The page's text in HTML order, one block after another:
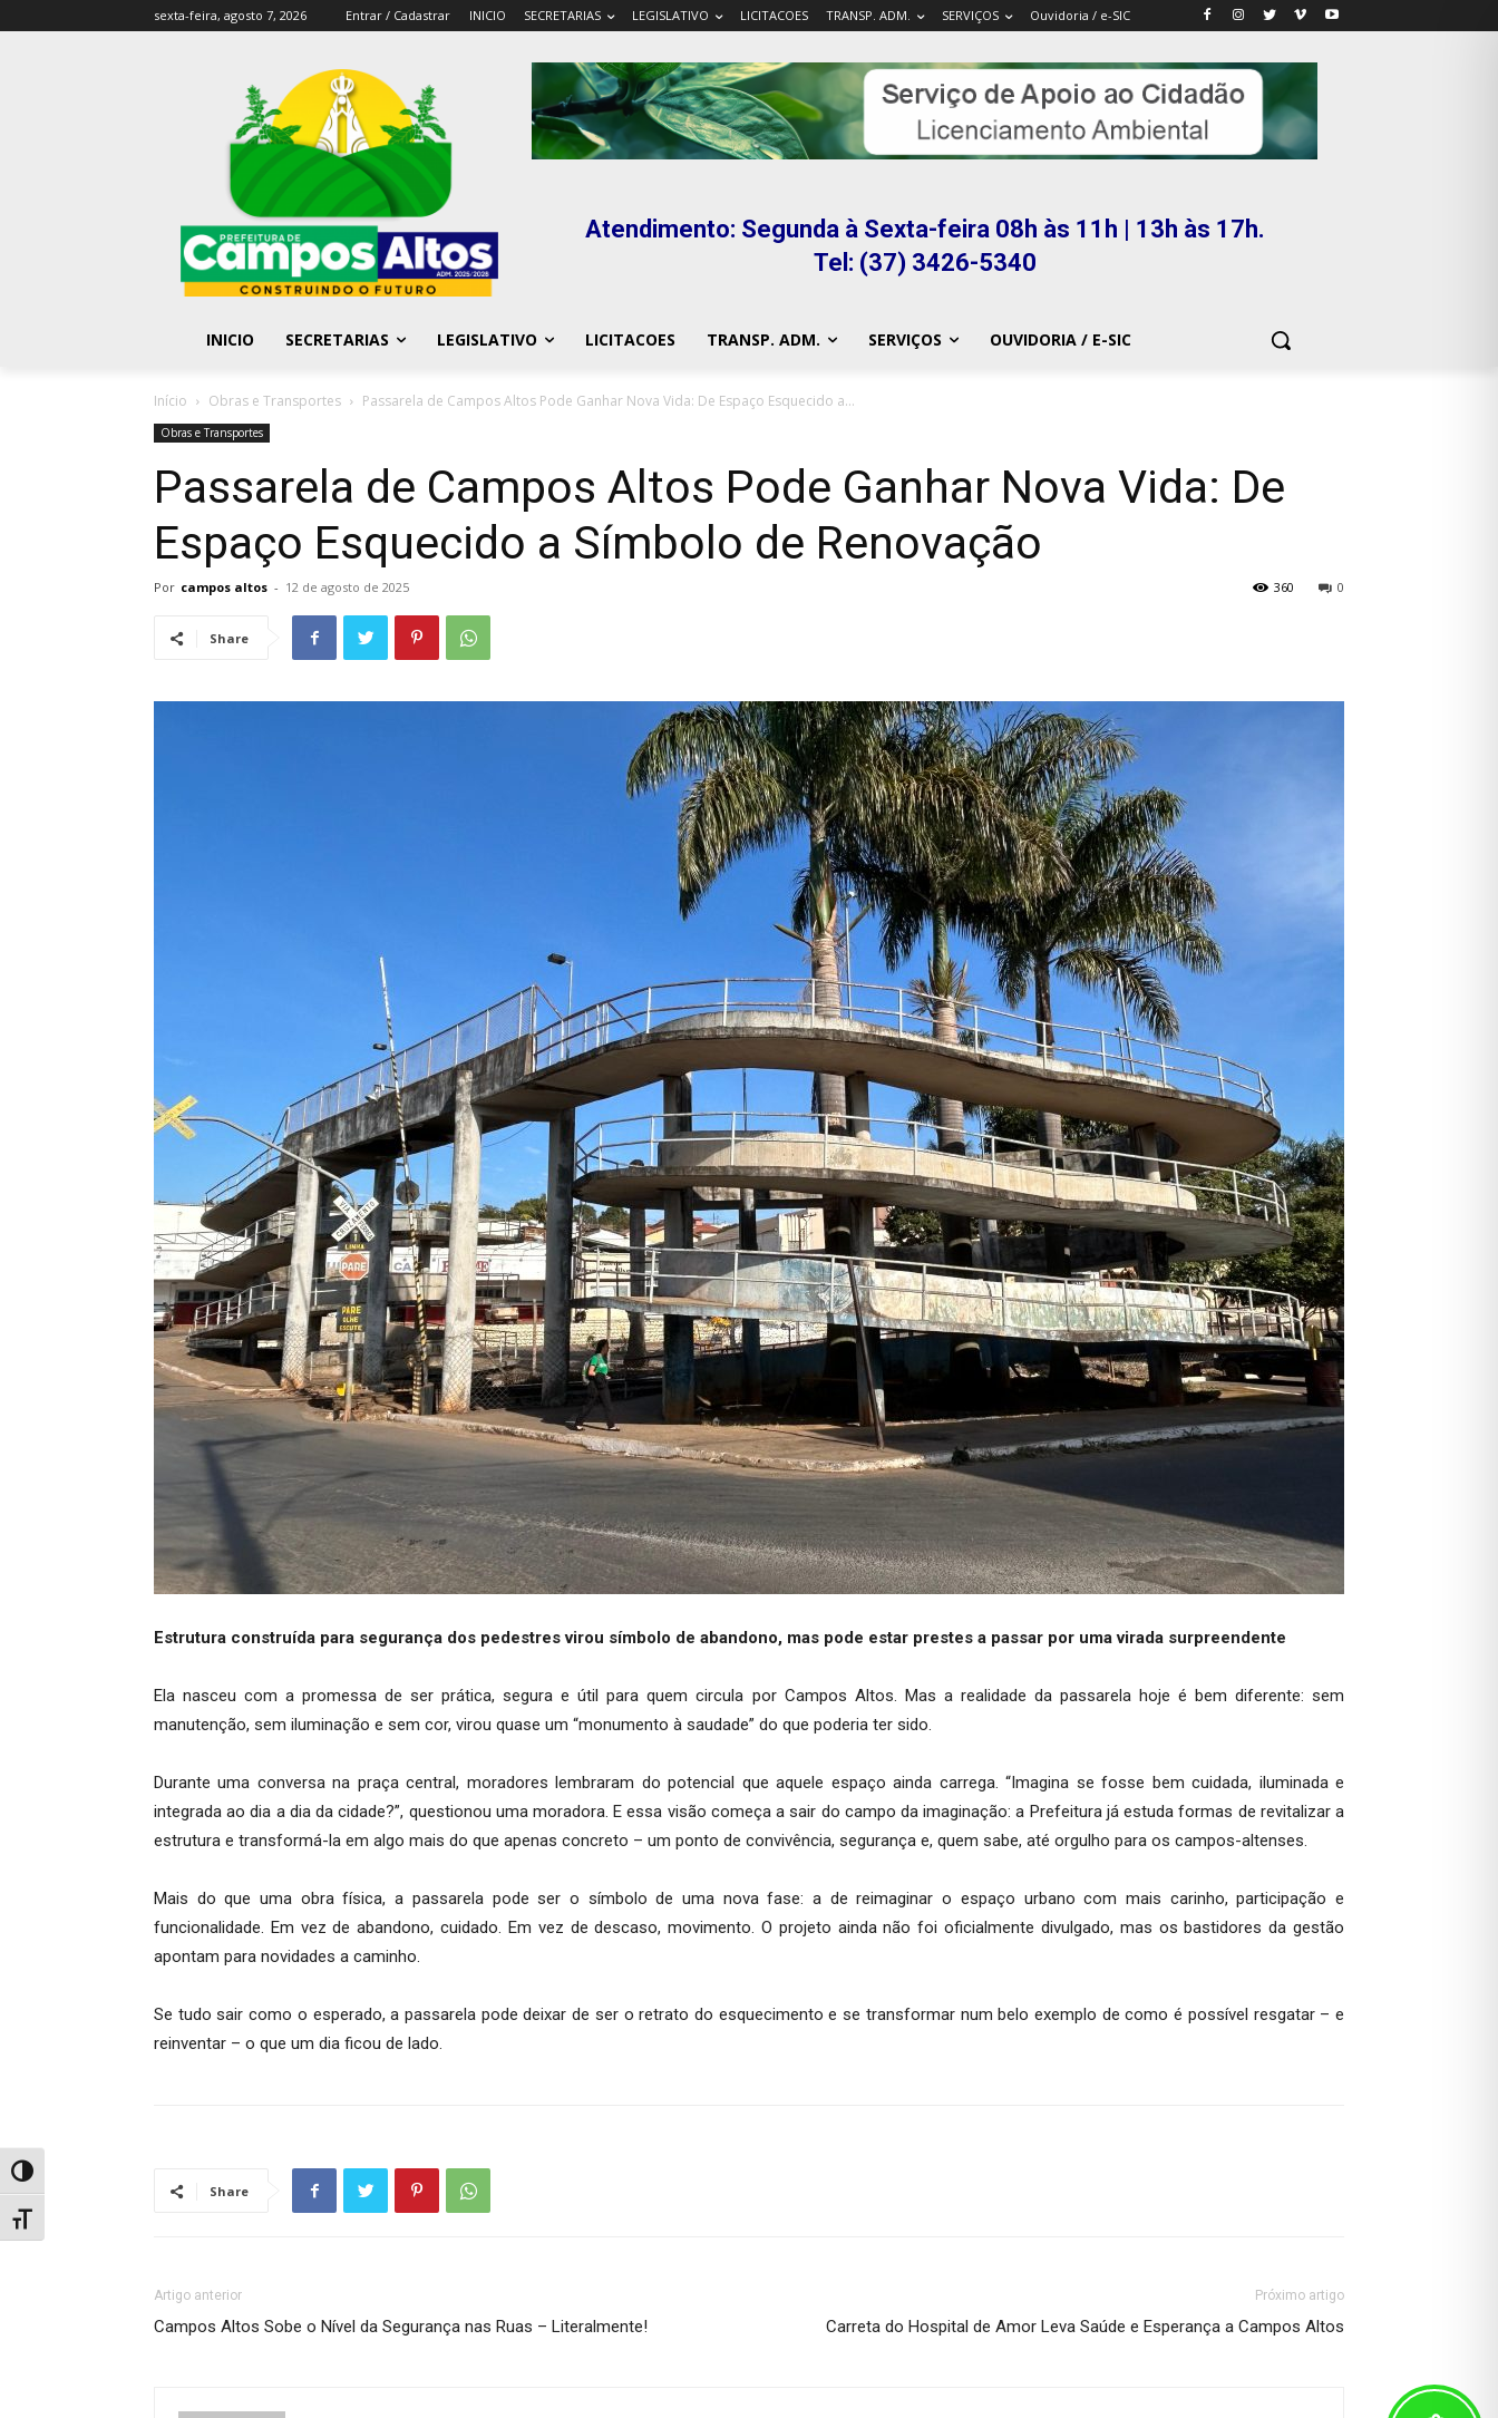
Alternar alto contraste
Alternar tamanho da fonte
sexta-feira, agosto 7, 2026 Entrar / Cadastrar INICIO SECRETARIAS LEGISLATIVO LICITACOES TRANSP. ADM. SERVIÇOS Ouvidoria / e-SIC
Atendimento: Segunda à Sexta-feira 08h às 11h | 13h às 17h.
Tel: (37) 3426-5340
INICIO SECRETARIAS LEGISLATIVO LICITACOES TRANSP. ADM. SERVIÇOS OUVIDORIA / E-SIC
Início Obras e Transportes Passarela de Campos Altos Pode Ganhar Nova Vida: De Espaço Esquecido a...
Obras e Transportes
Passarela de Campos Altos Pode Ganhar Nova Vida: De
Espaço Esquecido a Símbolo de Renovação
Por campos altos - 12 de agosto de 2025 0
360
Share
Estrutura construída para segurança dos pedestres virou símbolo de abandono, mas pode estar prestes a passar por uma virada surpreendente
Ela nasceu com a promessa de ser prática, segura e útil para quem circula por Campos Altos. Mas a realidade da passarela hoje é bem diferente: sem
manutenção, sem iluminação e sem cor, virou quase um “monumento à saudade” do que poderia ter sido.
Durante uma conversa na praça central, moradores lembraram do potencial que aquele espaço ainda carrega. “Imagina se fosse bem cuidada, iluminada e
integrada ao dia a dia da cidade?”, questionou uma moradora. E essa visão começa a sair do campo da imaginação: a Prefeitura já estuda formas de revitalizar a
estrutura e transformá-la em algo mais do que apenas concreto – um ponto de convivência, segurança e, quem sabe, até orgulho para os campos-altenses.
Mais do que uma obra física, a passarela pode ser o símbolo de uma nova fase: a de reimaginar o espaço urbano com mais carinho, participação e
funcionalidade. Em vez de abandono, cuidado. Em vez de descaso, movimento. O projeto ainda não foi oficialmente divulgado, mas os bastidores da gestão
apontam para novidades a caminho.
Se tudo sair como o esperado, a passarela pode deixar de ser o retrato do esquecimento e se transformar num belo exemplo de como é possível resgatar – e
reinventar – o que um dia ficou de lado.
Share
Artigo anterior
Campos Altos Sobe o Nível da Segurança nas Ruas – Literalmente!
Próximo artigo
Carreta do Hospital de Amor Leva Saúde e Esperança a Campos Altos